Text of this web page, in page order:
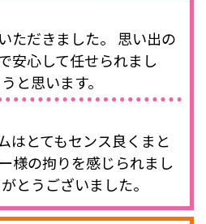
ただきました。 思い出の
安心して任せられまし
と思います。
はとてもセンス良くまと
様の拘りを感じられまし
とうございました。